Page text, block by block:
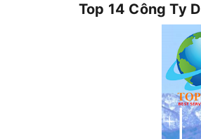
Top 14 Công Ty